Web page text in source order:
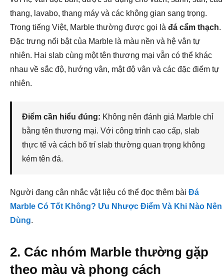
thang, lavabo, thang máy và các không gian sang trọng.
Trong tiếng Việt, Marble thường được gọi là đá cẩm thạch.
Đặc trưng nổi bật của Marble là màu nền và hệ vân tự
nhiên. Hai slab cùng một tên thương mại vẫn có thể khác
nhau về sắc độ, hướng vân, mật độ vân và các đặc điểm tự
nhiên.
Điểm cần hiểu đúng: Không nên đánh giá Marble chỉ
bằng tên thương mại. Với công trình cao cấp, slab
thực tế và cách bố trí slab thường quan trọng không
kém tên đá.
Người đang cân nhắc vật liệu có thể đọc thêm bài Đá
Marble Có Tốt Không? Ưu Nhược Điểm Và Khi Nào Nên
Dùng.
2. Các nhóm Marble thường gặp
theo màu và phong cách